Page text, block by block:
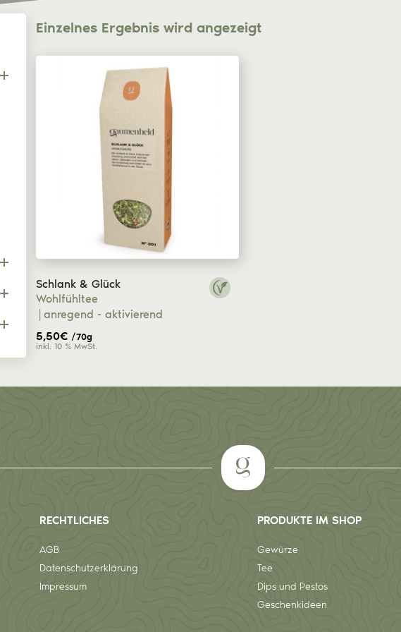
Einzelnes Ergebnis wird angezeigt
Schlank & Glück
Wohlfühltee
anregend - aktivierend
5,50€ /70g
inkl. 10 % MwSt.
RECHTLICHES
AGB
Datenschutzerklärung
Impressum
PRODUKTE IM SHOP
Gewürze
Tee
Dips und Pestos
Geschenkideen